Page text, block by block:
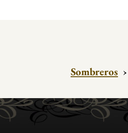
Sombreros ›